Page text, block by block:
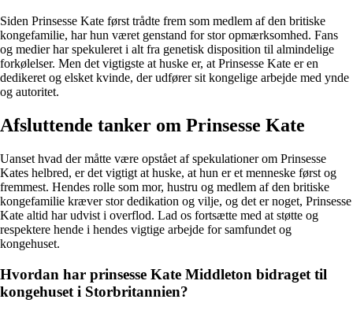
Siden Prinsesse Kate først trådte frem som medlem af den britiske
kongefamilie, har hun været genstand for stor opmærksomhed. Fans
og medier har spekuleret i alt fra genetisk disposition til almindelige
forkølelser. Men det vigtigste at huske er, at Prinsesse Kate er en
dedikeret og elsket kvinde, der udfører sit kongelige arbejde med ynde
og autoritet.
Afsluttende tanker om Prinsesse Kate
Uanset hvad der måtte være opstået af spekulationer om Prinsesse
Kates helbred, er det vigtigt at huske, at hun er et menneske først og
fremmest. Hendes rolle som mor, hustru og medlem af den britiske
kongefamilie kræver stor dedikation og vilje, og det er noget, Prinsesse
Kate altid har udvist i overflod. Lad os fortsætte med at støtte og
respektere hende i hendes vigtige arbejde for samfundet og
kongehuset.
Hvordan har prinsesse Kate Middleton bidraget til
kongehuset i Storbritannien?